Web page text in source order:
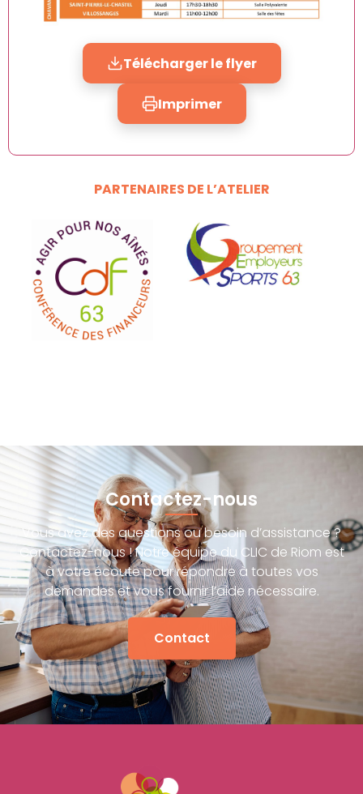
Télécharger le flyer
Imprimer
PARTENAIRES DE L’ATELIER
Contactez-nous
Vous avez des questions ou besoin d’assistance ?
Contactez-nous ! Notre équipe du CLIC de Riom est
à votre écoute pour répondre à toutes vos
demandes et vous fournir l’aide nécessaire.
Contact